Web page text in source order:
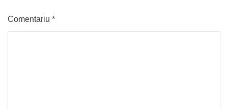
Comentariu *